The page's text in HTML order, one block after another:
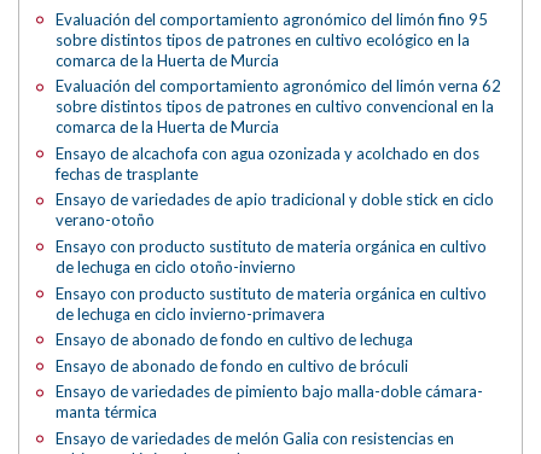
Evaluación del comportamiento agronómico del limón fino 95
sobre distintos tipos de patrones en cultivo ecológico en la
comarca de la Huerta de Murcia
Evaluación del comportamiento agronómico del limón verna 62
sobre distintos tipos de patrones en cultivo convencional en la
comarca de la Huerta de Murcia
Ensayo de alcachofa con agua ozonizada y acolchado en dos
fechas de trasplante
Ensayo de variedades de apio tradicional y doble stick en ciclo
verano-otoño
Ensayo con producto sustituto de materia orgánica en cultivo
de lechuga en ciclo otoño-invierno
Ensayo con producto sustituto de materia orgánica en cultivo
de lechuga en ciclo invierno-primavera
Ensayo de abonado de fondo en cultivo de lechuga
Ensayo de abonado de fondo en cultivo de bróculi
Ensayo de variedades de pimiento bajo malla-doble cámara-
manta térmica
Ensayo de variedades de melón Galia con resistencias en